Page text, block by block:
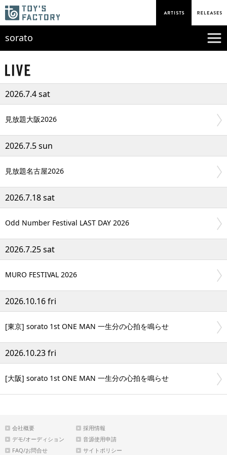
sorato
2026.7.4 sat
見放題大阪2026
2026.7.5 sun
見放題名古屋2026
2026.7.18 sat
Odd Number Festival LAST DAY 2026
2026.7.25 sat
MURO FESTIVAL 2026
2026.10.16 fri
[東京] sorato 1st ONE MAN 一生分の心拍を鳴らせ
2026.10.23 fri
[大阪] sorato 1st ONE MAN 一生分の心拍を鳴らせ
会社概要
採用情報
デモ/オーディション
音源使用申請
FAQ/お問合せ
サイトポリシー